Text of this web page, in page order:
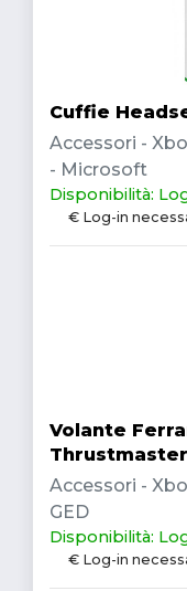
Cuffie
Accessori -
- Microsoft
Disponibilità:
€ Log-in
Volante
Thrustmaster
Accessori -
GED
Disponibilità:
€ Log-in